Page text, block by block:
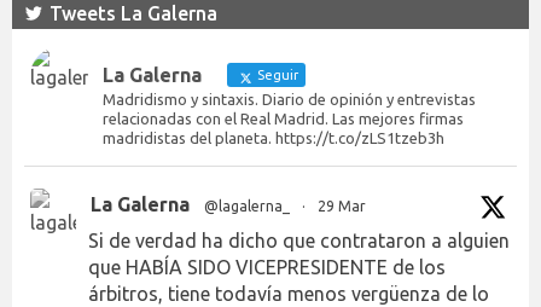
Tweets La Galerna
La Galerna Seguir
Madridismo y sintaxis. Diario de opinión y entrevistas
relacionadas con el Real Madrid. Las mejores firmas
madridistas del planeta. https://t.co/zLS1tzeb3h
La Galerna @lagalerna_ · 29 Mar
Si de verdad ha dicho que contrataron a alguien
que HABÍA SIDO VICEPRESIDENTE de los
árbitros, tiene todavía menos vergüenza de lo